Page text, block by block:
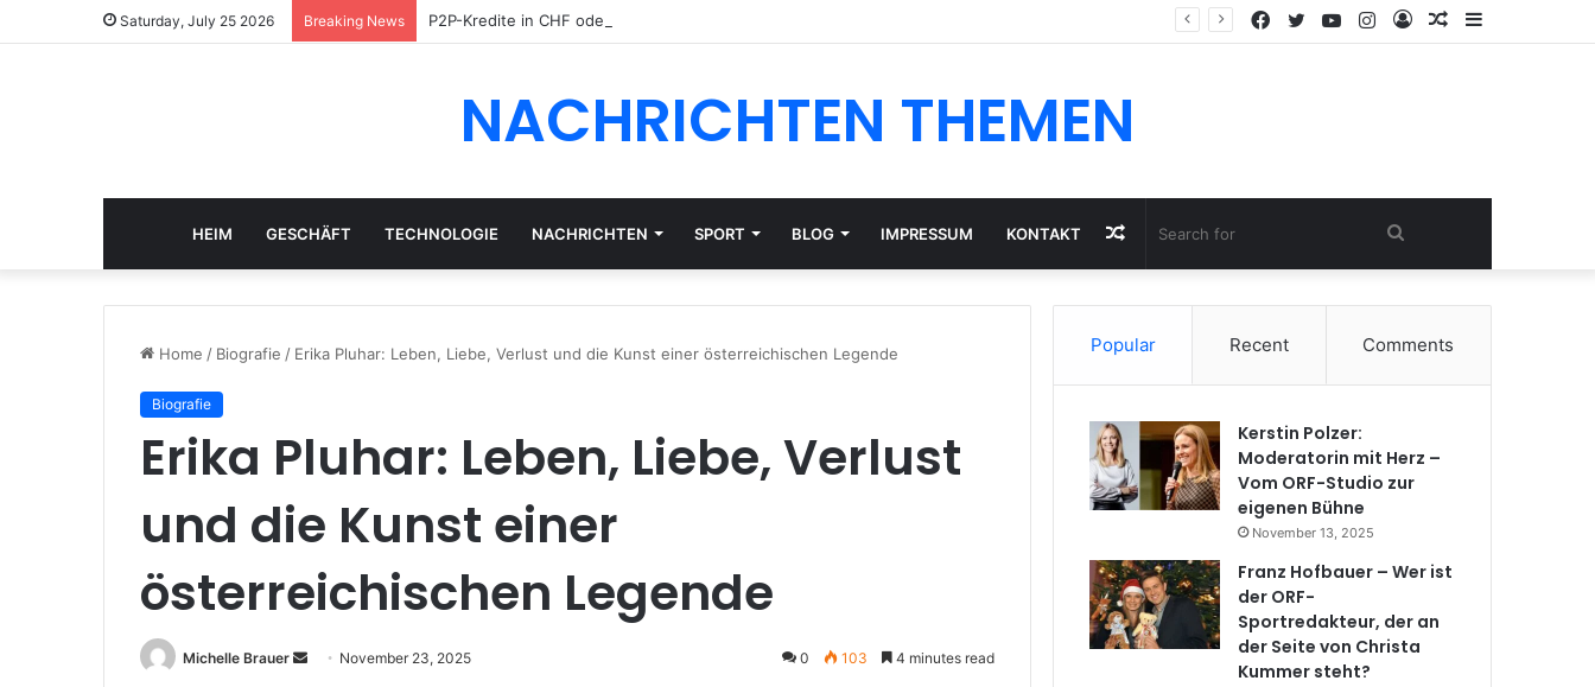
Saturday, July 25 2026 Breaking News P2P-Kredite in CHF oder EUR: Währungsrisiko für Schweizer Anleger Sidebar
Random
Log
Instagram
YouTube
Twitter
Facebook
NACHRICHTEN THEMEN
HEIM GESCHÄFT TECHNOLOGIE NACHRICHTEN SPORT BLOG IMPRESSUM KONTAKT
for
Random
Article
Home / Biografie / Erika Pluhar: Leben, Liebe, Verlust und die Kunst einer österreichischen Legende
Biografie
Erika Pluhar: Leben, Liebe, Verlust
und die Kunst einer
österreichischen Legende
Michelle Brauer
Send November 23, 2025 0 103 4 minutes read
Popular Recent Comments
Kerstin Polzer:
Moderatorin mit Herz –
Vom ORF-Studio zur
eigenen Bühne
November 13, 2025
Franz Hofbauer – Wer ist
der ORF-
Sportredakteur, der an
der Seite von Christa
Kummer steht?